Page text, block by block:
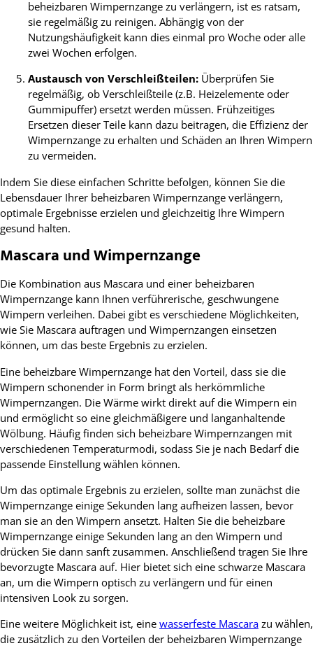
beheizbaren Wimpernzange zu verlängern, ist es ratsam,
sie regelmäßig zu reinigen. Abhängig von der
Nutzungshäufigkeit kann dies einmal pro Woche oder alle
zwei Wochen erfolgen.
Austausch von Verschleißteilen: Überprüfen Sie
regelmäßig, ob Verschleißteile (z.B. Heizelemente oder
Gummipuffer) ersetzt werden müssen. Frühzeitiges
Ersetzen dieser Teile kann dazu beitragen, die Effizienz der
Wimpernzange zu erhalten und Schäden an Ihren Wimpern
zu vermeiden.
Indem Sie diese einfachen Schritte befolgen, können Sie die
Lebensdauer Ihrer beheizbaren Wimpernzange verlängern,
optimale Ergebnisse erzielen und gleichzeitig Ihre Wimpern
gesund halten.
Mascara und Wimpernzange
Die Kombination aus Mascara und einer beheizbaren
Wimpernzange kann Ihnen verführerische, geschwungene
Wimpern verleihen. Dabei gibt es verschiedene Möglichkeiten,
wie Sie Mascara auftragen und Wimpernzangen einsetzen
können, um das beste Ergebnis zu erzielen.
Eine beheizbare Wimpernzange hat den Vorteil, dass sie die
Wimpern schonender in Form bringt als herkömmliche
Wimpernzangen. Die Wärme wirkt direkt auf die Wimpern ein
und ermöglicht so eine gleichmäßigere und langanhaltende
Wölbung. Häufig finden sich beheizbare Wimpernzangen mit
verschiedenen Temperaturmodi, sodass Sie je nach Bedarf die
passende Einstellung wählen können.
Um das optimale Ergebnis zu erzielen, sollte man zunächst die
Wimpernzange einige Sekunden lang aufheizen lassen, bevor
man sie an den Wimpern ansetzt. Halten Sie die beheizbare
Wimpernzange einige Sekunden lang an den Wimpern und
drücken Sie dann sanft zusammen. Anschließend tragen Sie Ihre
bevorzugte Mascara auf. Hier bietet sich eine schwarze Mascara
an, um die Wimpern optisch zu verlängern und für einen
intensiven Look zu sorgen.
Eine weitere Möglichkeit ist, eine wasserfeste Mascara zu wählen,
die zusätzlich zu den Vorteilen der beheizbaren Wimpernzange